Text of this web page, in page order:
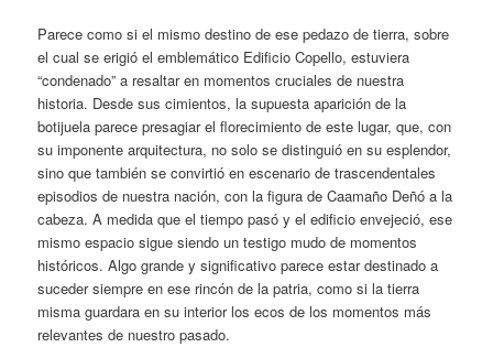
Parece como si el mismo destino de ese pedazo de tierra, sobre
el cual se erigió el emblemático Edificio Copello, estuviera
“condenado” a resaltar en momentos cruciales de nuestra
historia. Desde sus cimientos, la supuesta aparición de la
botijuela parece presagiar el florecimiento de este lugar, que, con
su imponente arquitectura, no solo se distinguió en su esplendor,
sino que también se convirtió en escenario de trascendentales
episodios de nuestra nación, con la figura de Caamaño Deñó a la
cabeza. A medida que el tiempo pasó y el edificio envejeció, ese
mismo espacio sigue siendo un testigo mudo de momentos
históricos. Algo grande y significativo parece estar destinado a
suceder siempre en ese rincón de la patria, como si la tierra
misma guardara en su interior los ecos de los momentos más
relevantes de nuestro pasado.